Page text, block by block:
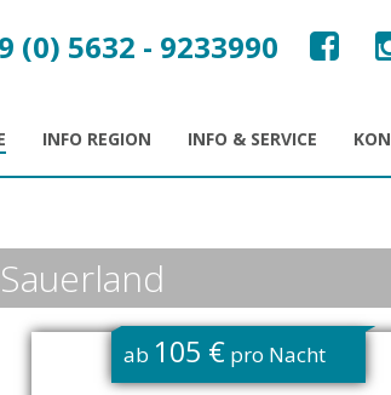
INFO REGION INFO & SERVICE
(0) 5632 - 9233990
ab 105 € pro Nacht